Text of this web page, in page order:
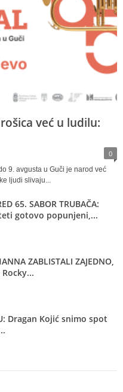
već u ludilu:
0
9. avgusta u Guči je narod već
ljudi slivaju...
65. SABOR TRUBAČA:
gotovo popunjeni,...
ZABLISTALI ZAJEDNO,
Rocky...
Dragan Kojić snimo spot